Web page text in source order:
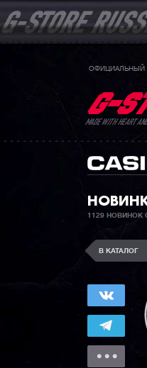
ОФИЦИАЛЬНЫЙ
MADE WITH HEART
1129 НОВИНОК
В КАТАЛОГ